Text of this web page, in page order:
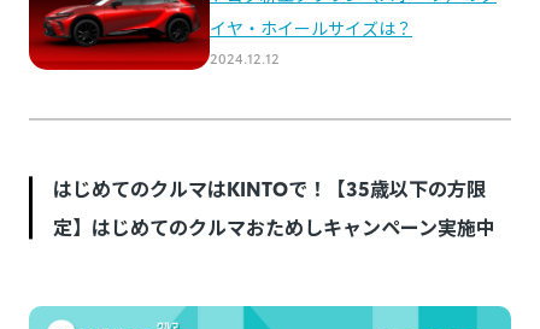
はじめてのクルマはKINTOで！【35歳以下の方限
定】はじめてのクルマおためしキャンペーン実施中